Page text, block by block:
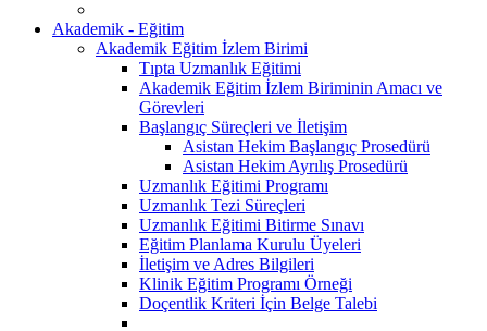
Akademik - Eğitim
Akademik Eğitim İzlem Birimi
Tıpta Uzmanlık Eğitimi
Akademik Eğitim İzlem Biriminin Amacı ve
Görevleri
Başlangıç Süreçleri ve İletişim
Asistan Hekim Başlangıç Prosedürü
Asistan Hekim Ayrılış Prosedürü
Uzmanlık Eğitimi Programı
Uzmanlık Tezi Süreçleri
Uzmanlık Eğitimi Bitirme Sınavı
Eğitim Planlama Kurulu Üyeleri
İletişim ve Adres Bilgileri
Klinik Eğitim Programı Örneği
Doçentlik Kriteri İçin Belge Talebi